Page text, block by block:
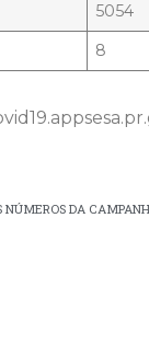
5054
8
NÚMEROS DA